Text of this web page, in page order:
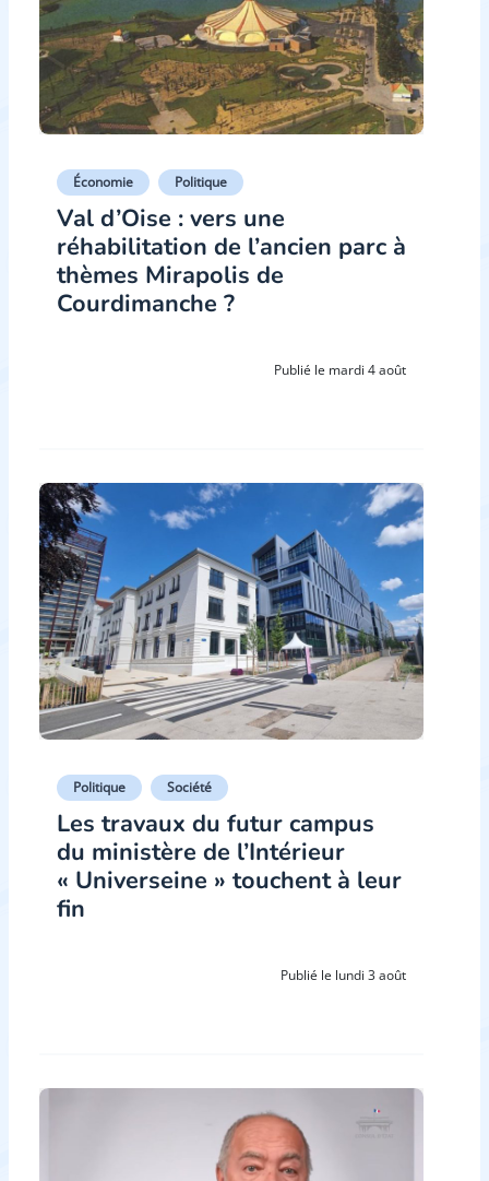
Économie Politique
Val d’Oise : vers une
réhabilitation de l’ancien parc à
thèmes Mirapolis de
Courdimanche ?
Publié le mardi 4 août
Politique Société
Les travaux du futur campus
du ministère de l’Intérieur
« Universeine » touchent à leur
fin
Publié le lundi 3 août